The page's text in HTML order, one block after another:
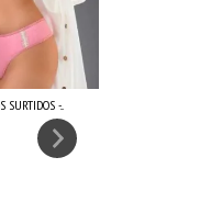
SURTIDOS -...